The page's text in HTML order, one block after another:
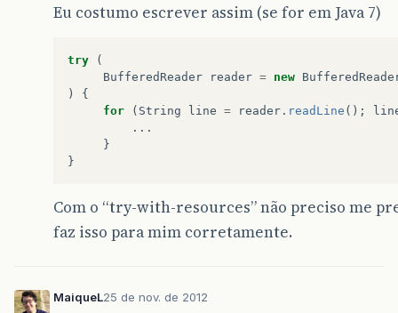
Eu costumo escrever assim (se for em Java 7)
try
(
BufferedReader
reader = new
)
{
for
( String line = reader . readLine ();
...
}
}
Com o “try-with-resources” não preciso me
faz isso para mim corretamente.
MaiqueL25 de nov. de 2012